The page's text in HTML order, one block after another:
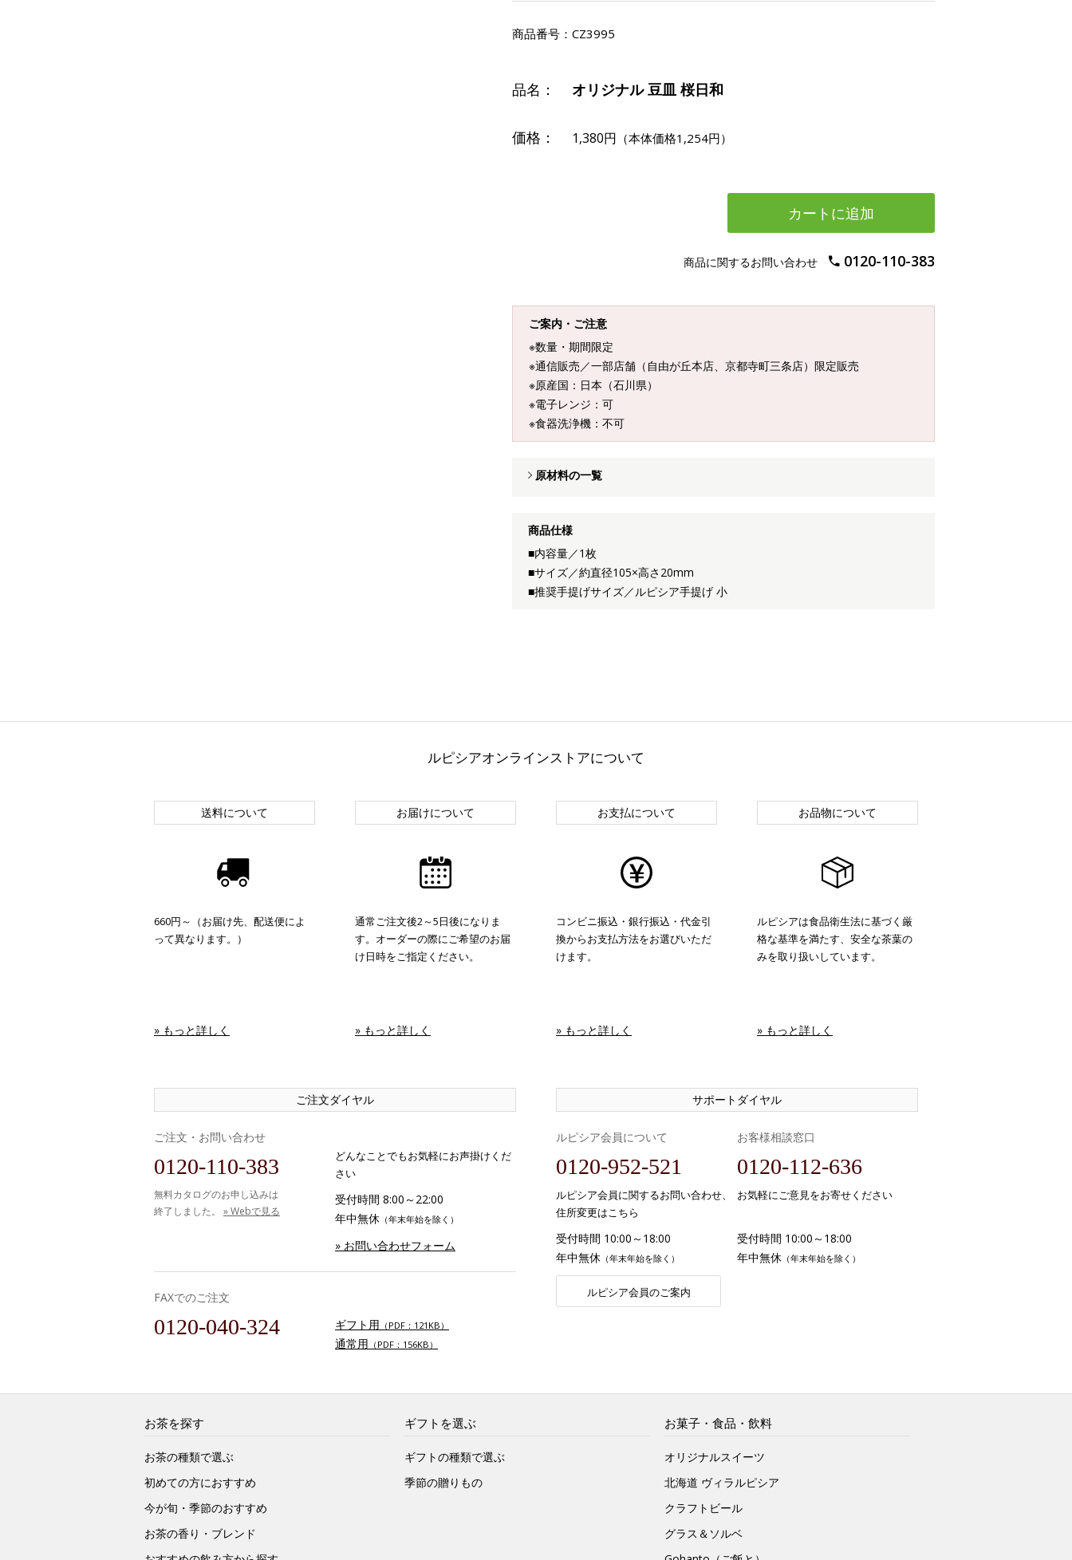
商品番号： CZ3995
品名： オリジナル 豆皿 桜日和
価格： 1,380円 （本体価格1,254円）
カートに追加
商品に関するお問い合わせ 0120-110-383
ご案内・ご注意
※数量・期間限定
※通信販売／一部店舗（自由が丘本店、京都寺町三条店）限定販売
※原産国：日本（石川県）
※電子レンジ：可
※食器洗浄機：不可
原材料の一覧
商品仕様
■内容量／1枚
■サイズ／約直径105×高さ20mm
■推奨手提げサイズ／ルピシア手提げ 小
ルピシアオンラインストアについて
送料について
660円～（お届け先、配送便によ
って異なります。）
» もっと詳しく
お届けについて
通常ご注文後2～5日後になりま
す。オーダーの際にご希望のお届
け日時をご指定ください。
» もっと詳しく
お支払について
コンビニ振込・銀行振込・代金引
換からお支払方法をお選びいただ
けます。
» もっと詳しく
お品物について
ルピシアは食品衛生法に基づく厳
格な基準を満たす、安全な茶葉の
みを取り扱いしています。
» もっと詳しく
ご注文ダイヤル
ご注文・お問い合わせ
0120-110-383
無料カタログのお申し込みは
終了しました。 » Webで見る
どんなことでもお気軽にお声掛けくだ
さい
受付時間 8:00～22:00
年中無休 （年末年始を除く）
» お問い合わせフォーム
FAXでのご注文
0120-040-324 ギフト用 （PDF：121KB）
通常用 （PDF：156KB）
サポートダイヤル
ルピシア会員について
0120-952-521
ルピシア会員に関するお問い合わせ、
住所変更はこちら
受付時間 10:00～18:00
年中無休 （年末年始を除く）
ルピシア会員のご案内
お客様相談窓口
0120-112-636
お気軽にご意見をお寄せください
受付時間 10:00～18:00
年中無休 （年末年始を除く）
お茶を探す
お茶の種類で選ぶ
初めての方におすすめ
今が旬・季節のおすすめ
お茶の香り・ブレンド
ギフトを選ぶ
ギフトの種類で選ぶ
季節の贈りもの
お菓子・食品・飲料
オリジナルスイーツ
北海道 ヴィラルピシア
クラフトビール
グラス＆ソルベ